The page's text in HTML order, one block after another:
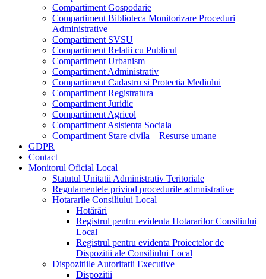
Compartiment Gospodarie
Compartiment Biblioteca Monitorizare Proceduri
Administrative
Compartiment SVSU
Compartiment Relatii cu Publicul
Compartiment Urbanism
Compartiment Administrativ
Compartiment Cadastru si Protectia Mediului
Compartiment Registratura
Compartiment Juridic
Compartiment Agricol
Compartiment Asistenta Sociala
Compartiment Stare civila – Resurse umane
GDPR
Contact
Monitorul Oficial Local
Statutul Unitatii Administrativ Teritoriale
Regulamentele privind procedurile admnistrative
Hotararile Consiliului Local
Hotărâri
Registrul pentru evidenta Hotararilor Consiliului
Local
Registrul pentru evidenta Proiectelor de
Dispozitii ale Consiliului Local
Dispozitiile Autoritatii Executive
Dispozitii